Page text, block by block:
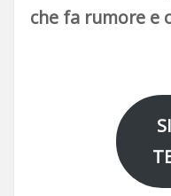
che fa rumore e